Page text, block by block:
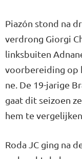
Piazón stond na
verdrong Giorgi
linksbuiten
voorbereiding op
ne. De 19-jarige
gaat dit sei­zoen
hem te
Roda JC ging na